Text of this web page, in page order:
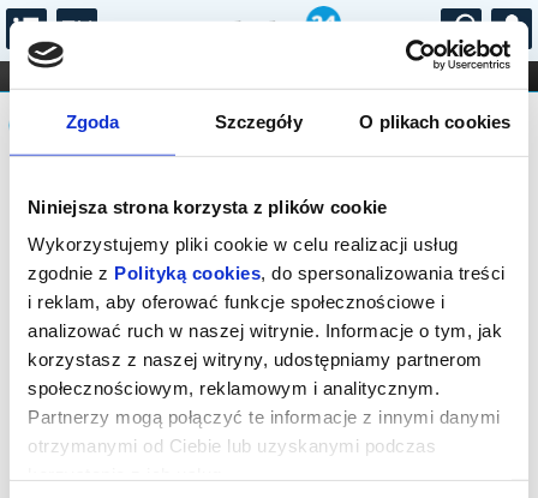
Zgoda Szczegóły O plikach cookies
Niniejsza strona korzysta z plików cookie
Wykorzystujemy pliki cookie w celu realizacji usług
zgodnie z Polityką cookies, do spersonalizowania treści
i reklam, aby oferować funkcje społecznościowe i
analizować ruch w naszej witrynie. Informacje o tym, jak
korzystasz z naszej witryny, udostępniamy partnerom
społecznościowym, reklamowym i analitycznym.
Partnerzy mogą połączyć te informacje z innymi danymi
otrzymanymi od Ciebie lub uzyskanymi podczas
...
FILHARMONIA OPERA I BALET
STAND-UP
DLA DZIECI
Komunikat
Sprzedaż biletów on-line na wydarzenie
została zakończona.